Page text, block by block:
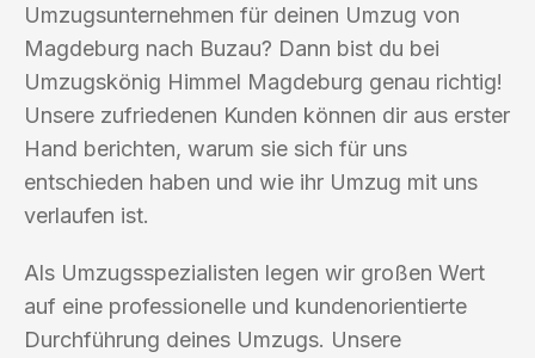
Umzugsunternehmen für deinen Umzug von
Magdeburg nach Buzau? Dann bist du bei
Umzugskönig Himmel Magdeburg genau richtig!
Unsere zufriedenen Kunden können dir aus erster
Hand berichten, warum sie sich für uns
entschieden haben und wie ihr Umzug mit uns
verlaufen ist.
Als Umzugsspezialisten legen wir großen Wert
auf eine professionelle und kundenorientierte
Durchführung deines Umzugs. Unsere